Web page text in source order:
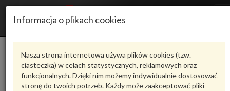
Informacja o plikach cookies
Nasza strona internetowa używa plików cookies (tzw.
ciasteczka) w celach statystycznych, reklamowych oraz
funkcjonalnych. Dzięki nim możemy indywidualnie dostosować
stronę do twoich potrzeb. Każdy może zaakceptować pliki
Karta produktu
4M0809055QVAG